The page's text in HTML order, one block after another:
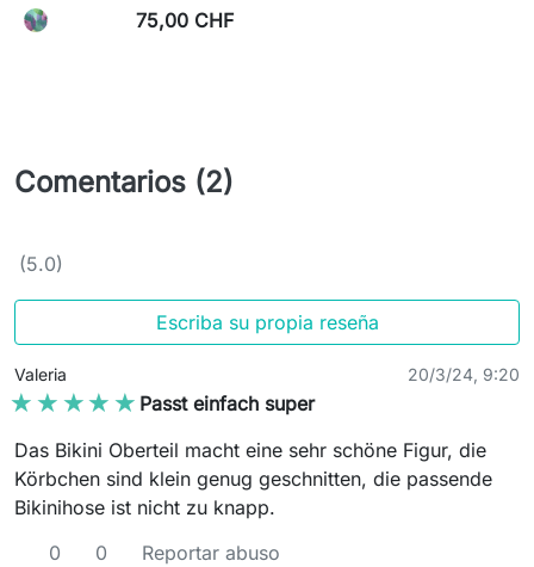
75,00 CHF
Comentarios (2)
(5.0)
Escriba su propia reseña
Valeria 20/3/24, 9:20
★★★★★
★★★★★ Passt einfach super
Das Bikini Oberteil macht eine sehr schöne Figur, die
Körbchen sind klein genug geschnitten, die passende
Bikinihose ist nicht zu knapp.
0
0 Reportar abuso